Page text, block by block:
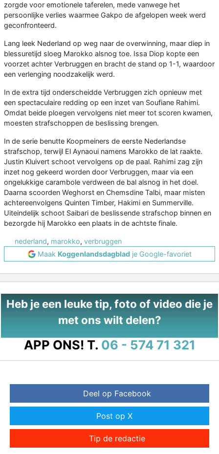
zorgde voor emotionele taferelen, mede vanwege het
persoonlijke verlies waarmee Gakpo de afgelopen week werd
geconfronteerd.
Lang leek Nederland op weg naar de overwinning, maar diep in
blessuretijd sloeg Marokko alsnog toe. Issa Diop kopte een
voorzet achter Verbruggen en bracht de stand op 1-1, waardoor
een verlenging noodzakelijk werd.
In de extra tijd onderscheidde Verbruggen zich opnieuw met
een spectaculaire redding op een inzet van Soufiane Rahimi.
Omdat beide ploegen vervolgens niet meer tot scoren kwamen,
moesten strafschoppen de beslissing brengen.
In de serie benutte Koopmeiners de eerste Nederlandse
strafschop, terwijl El Aynaoui namens Marokko de lat raakte.
Justin Kluivert schoot vervolgens op de paal. Rahimi zag zijn
inzet nog gekeerd worden door Verbruggen, maar via een
ongelukkige carambole verdween de bal alsnog in het doel.
Daarna scoorden Weghorst en Chemsdine Talbi, maar misten
achtereenvolgens Quinten Timber, Hakimi en Summerville.
Uiteindelijk schoot Saibari de beslissende strafschop binnen en
bezorgde hij Marokko een plaats in de achtste finale.
nederland, marokko, verbruggen
Maak Koggenlandsdagbladje Google-favoriet
Heb je een leuke tip, foto of video die je
met ons wilt delen?
APP ONS! T. 06 - 574 71 321
Deel op Facebook
Post op X
Tip de redactie